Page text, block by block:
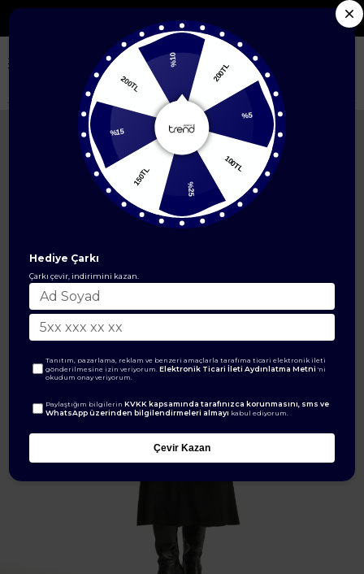
Seçili Yeni Sezon Ürünlerde %50'ye Varan İndirim
ÜST GİYİM İkili Takım Boydan Düğmeli Cepli Etekli Triko İkili
%10 200TL
%5
100TL
%25
150TL
%15
200TL
Hediye Çarkı
Çarkı çevir, indirimini kazan.
Tanıtım, pazarlama, reklam ve benzeri amaçlarla tarafıma ticari elektronik ileti
gönderilmesine izin veriyorum.Elektronik Ticari İleti Aydınlatma Metni 'ni
okudum onay veriyorum.
Paylaştığım bilgilerinKVKK kapsamında tarafınızca korunmasını, sms ve
WhatsApp üzerinden bilgilendirmeleri almayı kabul ediyorum.
Çevir Kazan